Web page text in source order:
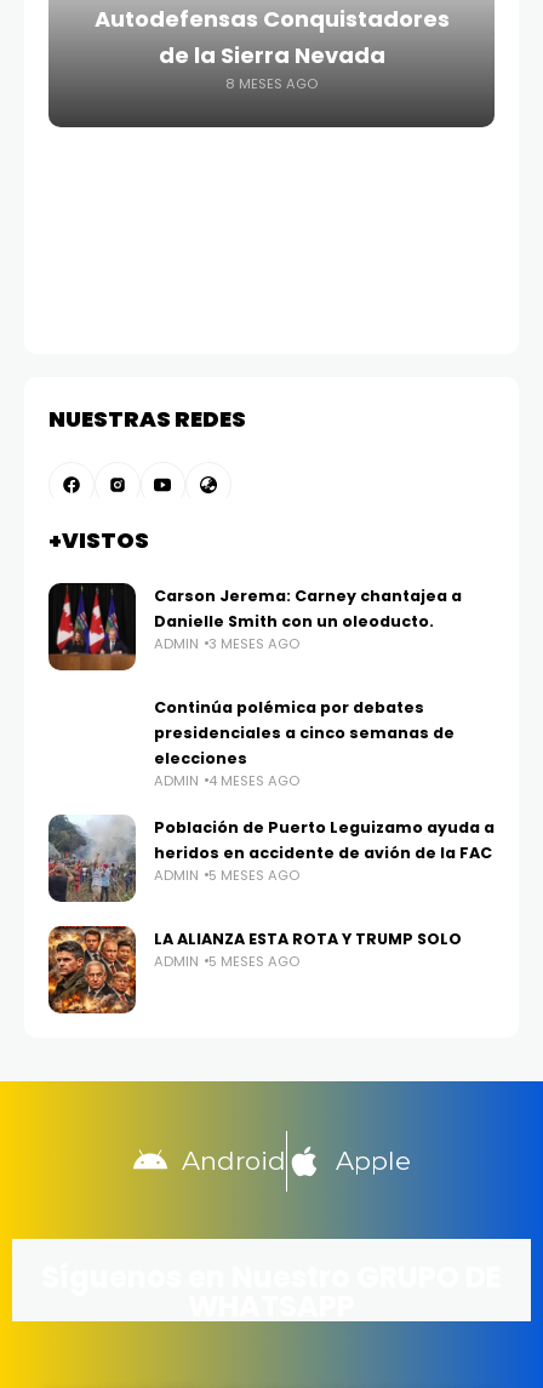
Autodefensas Conquistadores
de la Sierra Nevada
8 MESES AGO
NUESTRAS REDES
+VISTOS
Carson Jerema: Carney chantajea a
Danielle Smith con un oleoducto.
ADMIN 3 MESES AGO
Continúa polémica por debates
presidenciales a cinco semanas de
elecciones
ADMIN 4 MESES AGO
Población de Puerto Leguizamo ayuda a
heridos en accidente de avión de la FAC
ADMIN 5 MESES AGO
LA ALIANZA ESTA ROTA Y TRUMP SOLO
ADMIN 5 MESES AGO
Android Apple